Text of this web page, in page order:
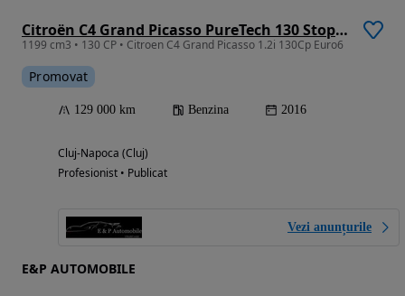
Citroën C4 Grand Picasso PureTech 130 Stop&Start SHINE
1199 cm3 • 130 CP • Citroen C4 Grand Picasso 1.2i 130Cp Euro6
Promovat
129 000 km Benzina 2016
Cluj-Napoca (Cluj)
Profesionist • Publicat
Vezi anunțurile
E&P AUTOMOBILE